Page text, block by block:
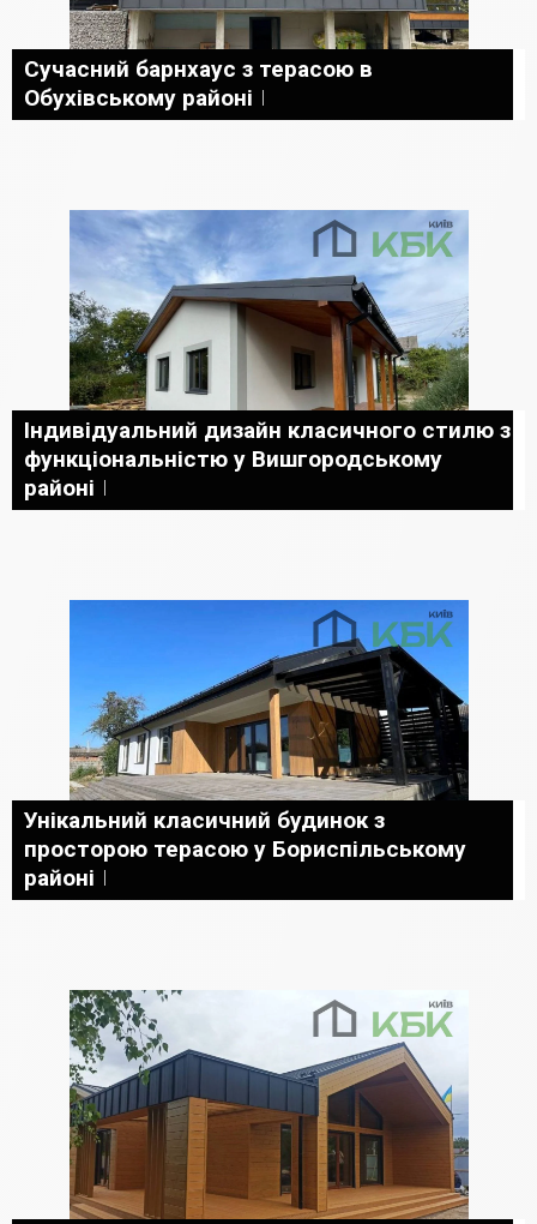
Сучасний барнхаус з терасою в
Обухівському районі
Індивідуальний дизайн класичного стилю з
функціональністю у Вишгородському
районі
Унікальний класичний будинок з
просторою терасою у Бориспільському
районі